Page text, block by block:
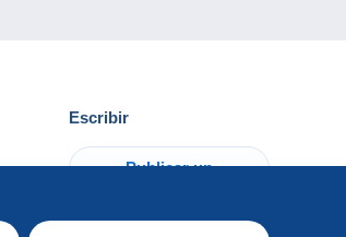
Escribir
Publicar un